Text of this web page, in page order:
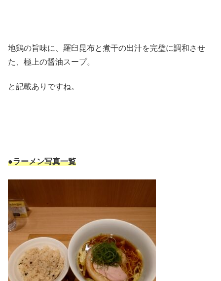
地鶏の旨味に、羅臼昆布と煮干の出汁を完璧に調和させ
た、極上の醤油スープ。
と記載ありですね。
●ラーメン写真一覧